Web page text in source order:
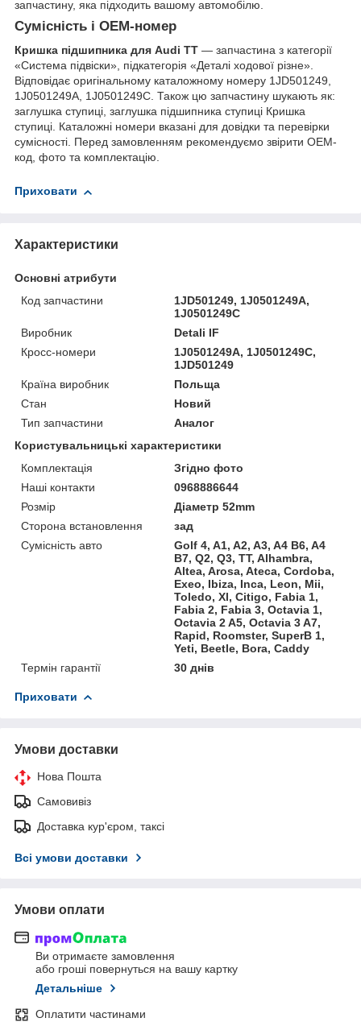
запчастину, яка підходить вашому автомобілю.
Сумісність і OEM-номер
Кришка підшипника для Audi TT — запчастина з категорії
«Система підвіски», підкатегорія «Деталі ходової різне».
Відповідає оригінальному каталожному номеру 1JD501249,
1J0501249A, 1J0501249C. Також цю запчастину шукають як:
заглушка ступиці, заглушка підшипника ступиці Кришка
ступиці. Каталожні номери вказані для довідки та перевірки
сумісності. Перед замовленням рекомендуємо звірити OEM-
код, фото та комплектацію.
Приховати
Характеристики
Основні атрибути
Код запчастини
1JD501249, 1J0501249A,
1J0501249C
Виробник
Detali IF
Кросс-номери
1J0501249A, 1J0501249C,
1JD501249
Країна виробник
Польща
Стан
Новий
Тип запчастини
Аналог
Користувальницькі характеристики
Комплектація
Згідно фото
Наші контакти
0968886644
Розмір
Діаметр 52mm
Сторона встановлення
зад
Сумісність авто
Golf 4, A1, A2, A3, A4 B6, A4
B7, Q2, Q3, TT, Alhambra,
Altea, Arosa, Ateca, Cordoba,
Exeo, Ibiza, Inca, Leon, Mii,
Toledo, Xl, Citigo, Fabia 1,
Fabia 2, Fabia 3, Octavia 1,
Octavia 2 A5, Octavia 3 A7,
Rapid, Roomster, SuperB 1,
Yeti, Beetle, Bora, Caddy
Термін гарантії
30 днів
Приховати
Умови доставки
Нова Пошта
Самовивіз
Доставка кур'єром, таксі
Всі умови доставки
Умови оплати
Ви отримаєте замовлення
або гроші повернуться на вашу картку
Детальніше
Оплатити частинами